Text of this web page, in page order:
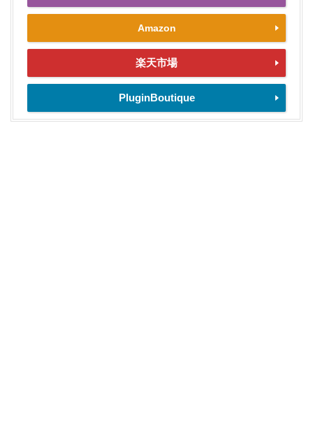
Amazon
楽天市場
PluginBoutique